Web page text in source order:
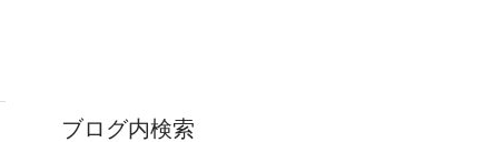
ブログ内検索